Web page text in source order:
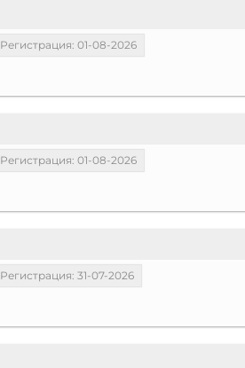
Регистрация: 01-08-2026
Регистрация: 01-08-2026
Регистрация: 31-07-2026